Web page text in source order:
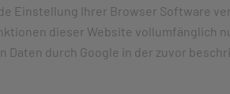
Einstellung Ihrer Browser Software
dieser Website vollumfänglich
Daten durch Google in der zuvor